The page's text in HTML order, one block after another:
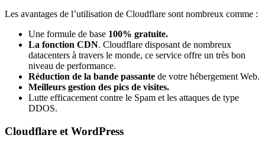
Les avantages de l’utilisation de Cloudflare sont nombreux comme :
Une formule de base 100% gratuite.
La fonction CDN. Cloudflare disposant de nombreux
datacenters à travers le monde, ce service offre un très bon
niveau de performance.
Réduction de la bande passante de votre hébergement Web.
Meilleurs gestion des pics de visites.
Lutte efficacement contre le Spam et les attaques de type
DDOS.
Cloudflare et WordPress